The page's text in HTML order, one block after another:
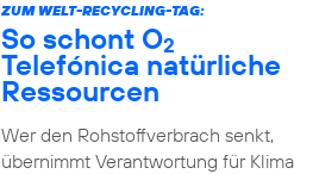
ZUM WELT-RECYCLING-TAG:
So schont O2
Telefónica natürliche
Ressourcen
Wer den Rohstoffverbrach senkt,
übernimmt Verantwortung für Klima